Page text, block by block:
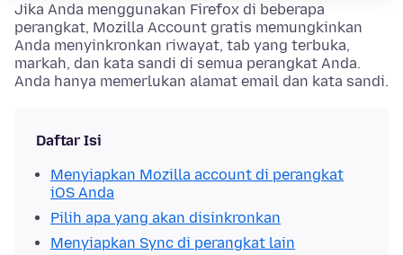
Jika Anda menggunakan Firefox di beberapa
perangkat, Mozilla Account gratis memungkinkan
Anda menyinkronkan riwayat, tab yang terbuka,
markah, dan kata sandi di semua perangkat Anda.
Anda hanya memerlukan alamat email dan kata sandi.
Daftar Isi
Menyiapkan Mozilla account di perangkat
iOS Anda
Pilih apa yang akan disinkronkan
Menyiapkan Sync di perangkat lain